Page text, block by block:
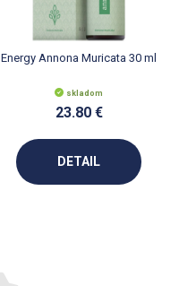
Energy Annona Muricata 30 ml
skladom
23.80 €
DETAIL